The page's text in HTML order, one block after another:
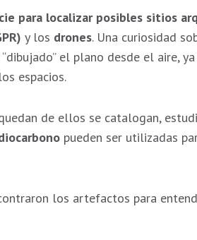
para localizar posibles sitios
y los drones. Una curiosidad
el plano desde el aire,
espacios.
de ellos se catalogan,
pueden ser utilizadas
los artefactos para